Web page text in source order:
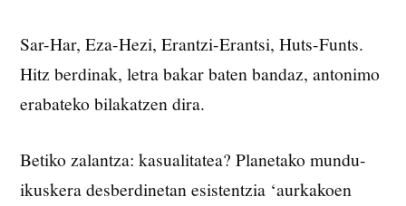
Sar-Har, Eza-Hezi, Erantzi-Erantsi, Huts-Funts.
Hitz berdinak, letra bakar baten bandaz, antonimo
erabateko bilakatzen dira.
Betiko zalantza: kasualitatea? Planetako mundu-
ikuskera desberdinetan esistentzia ‘aurkakoen